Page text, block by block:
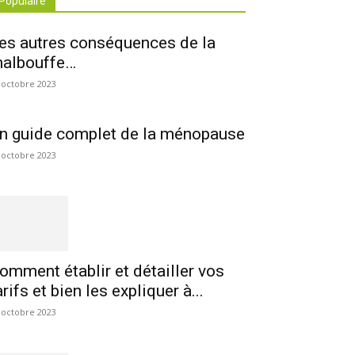
autres conséquences de la
octobre 2023
guide complet de la ménopause
octobre 2023
établir et détailler vos
et bien les expliquer à...
octobre 2023